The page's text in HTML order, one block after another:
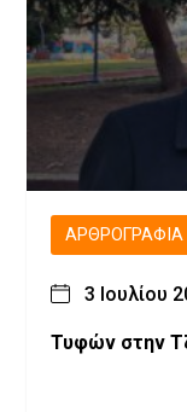
ΑΡΘΡΟΓΡΑΦΊΑ
3 Ιουλίου
Τυφών στην